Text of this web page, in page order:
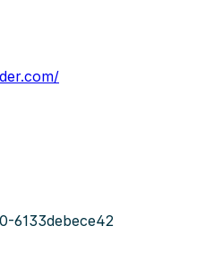
6133debece42